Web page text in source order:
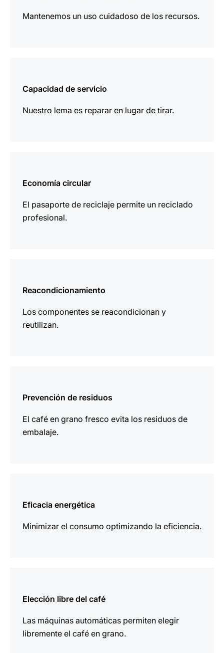
Mantenemos un uso cuidadoso de los recursos.
Capacidad de servicio
Nuestro lema es reparar en lugar de tirar.
Economía circular
El pasaporte de reciclaje permite un reciclado
profesional.
Reacondicionamiento
Los componentes se reacondicionan y
reutilizan.
Prevención de residuos
El café en grano fresco evita los residuos de
embalaje.
Eficacia energética
Minimizar el consumo optimizando la eficiencia.
Elección libre del café
Las máquinas automáticas permiten elegir
libremente el café en grano.